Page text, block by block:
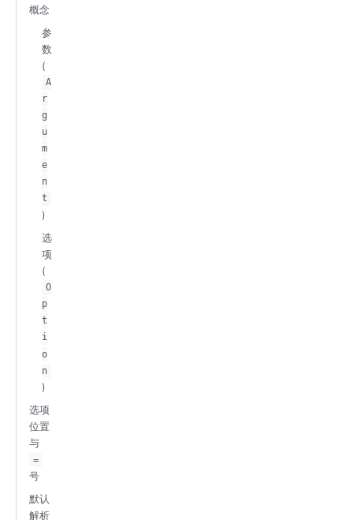
概念
参
数
(
A
r
g
u
m
e
n
t
)
选
项
(
O
p
t
i
o
n
)
选项
位置
与
=
号
默认
解析